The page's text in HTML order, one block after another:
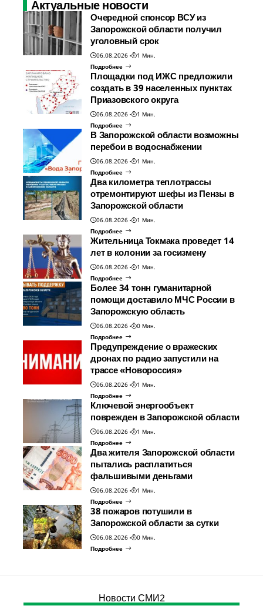
Актуальные новости
Очередной спонсор ВСУ из
Запорожской области получил
уголовный срок
06.08.2026
1 Мин.
Подробнее
Площадки под ИЖС предложили
создать в 39 населенных пунктах
Приазовского округа
06.08.2026
1 Мин.
Подробнее
В Запорожской области возможны
перебои в водоснабжении
06.08.2026
1 Мин.
Подробнее
Два километра теплотрассы
отремонтируют шефы из Пензы в
Запорожской области
06.08.2026
1 Мин.
Подробнее
Жительница Токмака проведет 14
лет в колонии за госизмену
06.08.2026
1 Мин.
Подробнее
Более 34 тонн гуманитарной
помощи доставило МЧС России в
Запорожскую область
06.08.2026
0 Мин.
Подробнее
Предупреждение о вражеских
дронах по радио запустили на
трассе «Новороссия»
06.08.2026
1 Мин.
Подробнее
Ключевой энергообъект
поврежден в Запорожской области
06.08.2026
1 Мин.
Подробнее
Два жителя Запорожской области
пытались расплатиться
фальшивыми деньгами
06.08.2026
1 Мин.
Подробнее
38 пожаров потушили в
Запорожской области за сутки
06.08.2026
0 Мин.
Подробнее
Новости СМИ2